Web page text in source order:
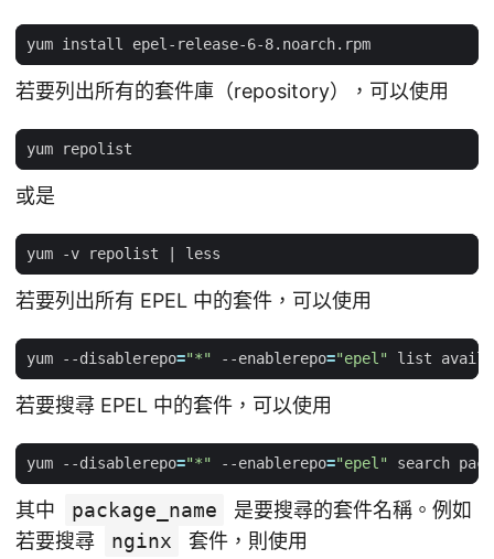
若要列出所有的套件庫（repository），可以使用
或是
yum -v repolist
若要列出所有 EPEL 中的套件，可以使用
yum --disablerepo="*" --enablerepo="epel"
若要搜尋 EPEL 中的套件，可以使用
yum --disablerepo="*" --enablerepo="epel"
其中 package_name
是要搜尋的套件名稱。例如
若要搜尋
nginx 套件，則使用